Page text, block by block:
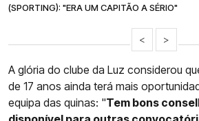
(SPORTING): "ERA UM CAPITÃO A SÉRIO"
< >
A glória do clube da Luz considerou
de 17 anos ainda terá mais
equipa das quinas: "Tem bons